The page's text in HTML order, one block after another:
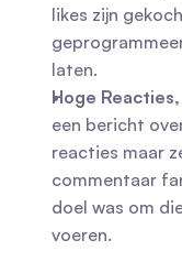
likes zijn
laten.
Hoge
een bericht
reacties maar
commentaar
doel was om
voeren.